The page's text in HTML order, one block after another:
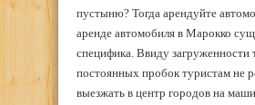
пустыню? Тогда арендуйте
аренде автомобиля в Марокко
специфика. Ввиду загруженности
постоянных пробок туристам не
выезжать в центр городов на